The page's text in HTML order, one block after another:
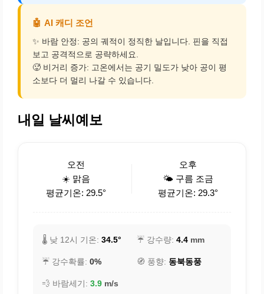
🤖 AI 캐디 조언
✨ 바람 안정: 공의 궤적이 정직한 날입니다. 핀을 직접
보고 공격적으로 공략하세요.
🥵 비거리 증가: 고온에서는 공기 밀도가 낮아 공이 평
소보다 더 멀리 나갈 수 있습니다.
내일 날씨예보
오전
☀️ 맑음
평균기온: 29.5°
오후
🌤️ 구름 조금
평균기온: 29.3°
🌡️ 낮 12시 기온: 34.5° ☔ 강수량: 4.4 mm
☔ 강수확률: 0% 🧭 풍향: 동북동풍
💨 바람세기: 3.9 m/s